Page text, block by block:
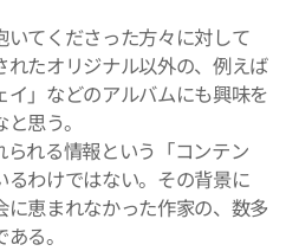
てくださった方々に対して
たオリジナル以外の、例えば
イ」などのアルバムにも興味を
思う。
れる情報という「コンテン
わけではない。その背景に
恵まれなかった作家の、数多
る。